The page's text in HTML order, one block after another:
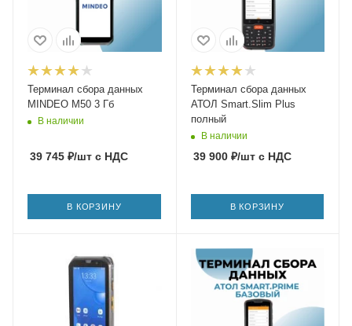
Терминал сбора данных
MINDEO M50 3 Гб
В наличии
39 745 ₽/шт с НДС
В КОРЗИНУ
Терминал сбора данных
АТОЛ Smart.Slim Plus
полный
В наличии
39 900₽/штс НДС
В КОРЗИНУ